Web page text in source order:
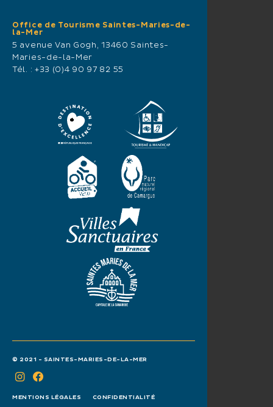
Office de Tourisme Saintes-Maries-de-
la-Mer
5 avenue Van Gogh, 13460 Saintes-
Maries-de-la-Mer
Tél. : +33 (0)4 90 97 82 55
© 2021 - SAINTES-MARIES-DE-LA-MER
MENTIONS LÉGALES CONFIDENTIALITÉ